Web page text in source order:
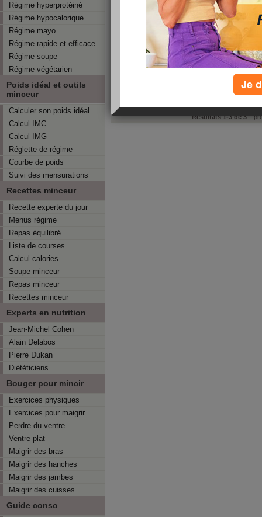
Régime hyperprotéiné
Régime hypocalorique
Régime mayo
Régime rapide et efficace
Régime soupe
Régime végétarien
Poids idéal et outils
minceur
Calculer son poids idéal
Calcul IMC
Calcul IMG
Réglette de régime
Courbe de poids
Suivi des mensurations
Recettes minceur
Recette experte du jour
Menus régime
Repas équilibré
Liste de courses
Calcul calories
Soupe minceur
Repas minceur
Recettes minceur
Experts en nutrition
Jean-Michel Cohen
Alain Delabos
Pierre Dukan
Diététiciens
Bouger pour mincir
Exercices physiques
Exercices pour maigrir
Perdre du ventre
Ventre plat
Maigrir des bras
Maigrir des hanches
Maigrir des jambes
Maigrir des cuisses
Guide conso
Huile d'olive vierge, huile
huile d'olive pour profiter
Lire l'article
huile d'olive bio,huile d'olive vierge
Faites un tour au
Pour votre régime
vous y trouverez aura
producteur. Place aux
Résultats 1-3 de 3
Je